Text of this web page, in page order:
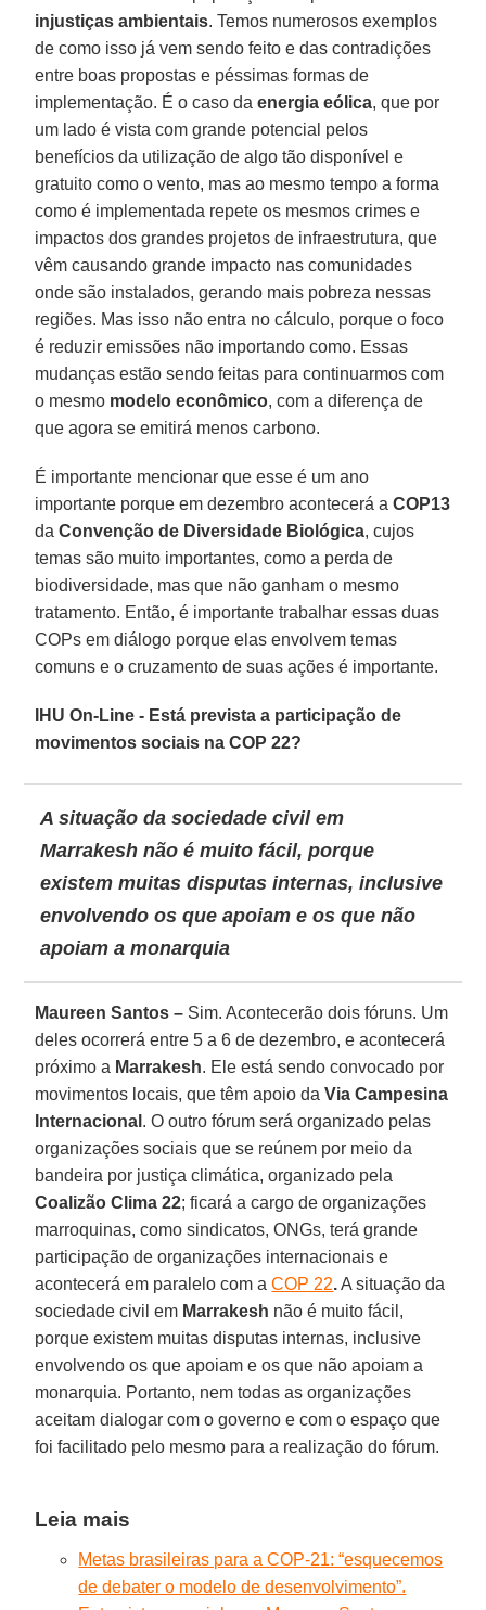
injustiças ambientais. Temos numerosos exemplos
de como isso já vem sendo feito e das contradições
entre boas propostas e péssimas formas de
implementação. É o caso da energia eólica, que por
um lado é vista com grande potencial pelos
benefícios da utilização de algo tão disponível e
gratuito como o vento, mas ao mesmo tempo a forma
como é implementada repete os mesmos crimes e
impactos dos grandes projetos de infraestrutura, que
vêm causando grande impacto nas comunidades
onde são instalados, gerando mais pobreza nessas
regiões. Mas isso não entra no cálculo, porque o foco
é reduzir emissões não importando como. Essas
mudanças estão sendo feitas para continuarmos com
o mesmo modelo econômico, com a diferença de
que agora se emitirá menos carbono.
É importante mencionar que esse é um ano
importante porque em dezembro acontecerá aCOP13
da Convenção de Diversidade Biológica, cujos
temas são muito importantes, como a perda de
biodiversidade, mas que não ganham o mesmo
tratamento. Então, é importante trabalhar essas duas
COPs em diálogo porque elas envolvem temas
comuns e o cruzamento de suas ações é importante.
IHU On-Line - Está prevista a participação de
movimentos sociais na COP 22?
A situação da sociedade civil em
Marrakesh não é muito fácil, porque
existem muitas disputas internas, inclusive
envolvendo os que apoiam e os que não
apoiam a monarquia
Maureen Santos – Sim. Acontecerão dois fóruns. Um
deles ocorrerá entre 5 a 6 de dezembro, e acontecerá
próximo a Marrakesh. Ele está sendo convocado por
movimentos locais, que têm apoio daVia Campesina
Internacional . O outro fórum será organizado pelas
organizações sociais que se reúnem por meio da
bandeira por justiça climática, organizado pela
Coalizão Clima 22; ficará a cargo de organizações
marroquinas, como sindicatos, ONGs, terá grande
participação de organizações internacionais e
acontecerá em paralelo com aCOP 22.A situação da
sociedade civil em Marrakesh não é muito fácil,
porque existem muitas disputas internas, inclusive
envolvendo os que apoiam e os que não apoiam a
monarquia. Portanto, nem todas as organizações
aceitam dialogar com o governo e com o espaço que
foi facilitado pelo mesmo para a realização do fórum.
Leia mais
Metas brasileiras para a COP-21: “esquecemos
de debater o modelo de desenvolvimento”.